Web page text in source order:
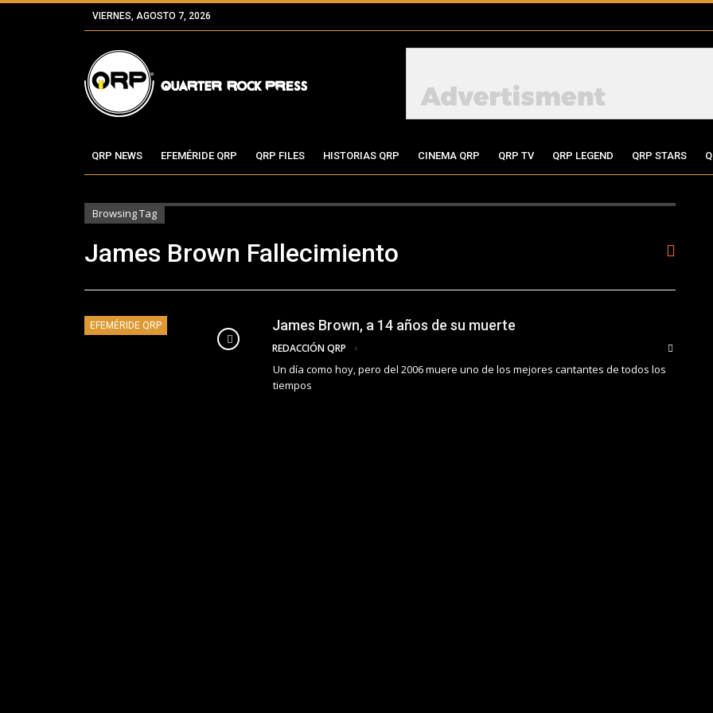
VIERNES, AGOSTO 7, 2026
QRP NEWS EFEMÉRIDE QRP QRP FILES HISTORIAS QRP CINEMA QRP QRP TV QRP LEGEND QRP STARS
Browsing Tag
James Brown Fallecimiento
EFEMÉRIDE QRP James Brown, a 14 años de su muerte
REDACCIÓN QRP
Un día como hoy, pero del 2006 muere uno de los mejores cantantes de todos los
tiempos